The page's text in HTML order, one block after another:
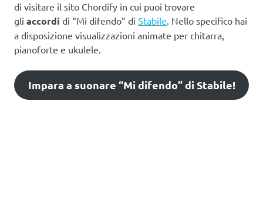
di visitare il sito Chordify in cui puoi trovare
gli accordi di “Mi difendo” di Stabile. Nello specifico hai
a disposizione visualizzazioni animate per chitarra,
pianoforte e ukulele.
Impara a suonare “Mi difendo” di Stabile!